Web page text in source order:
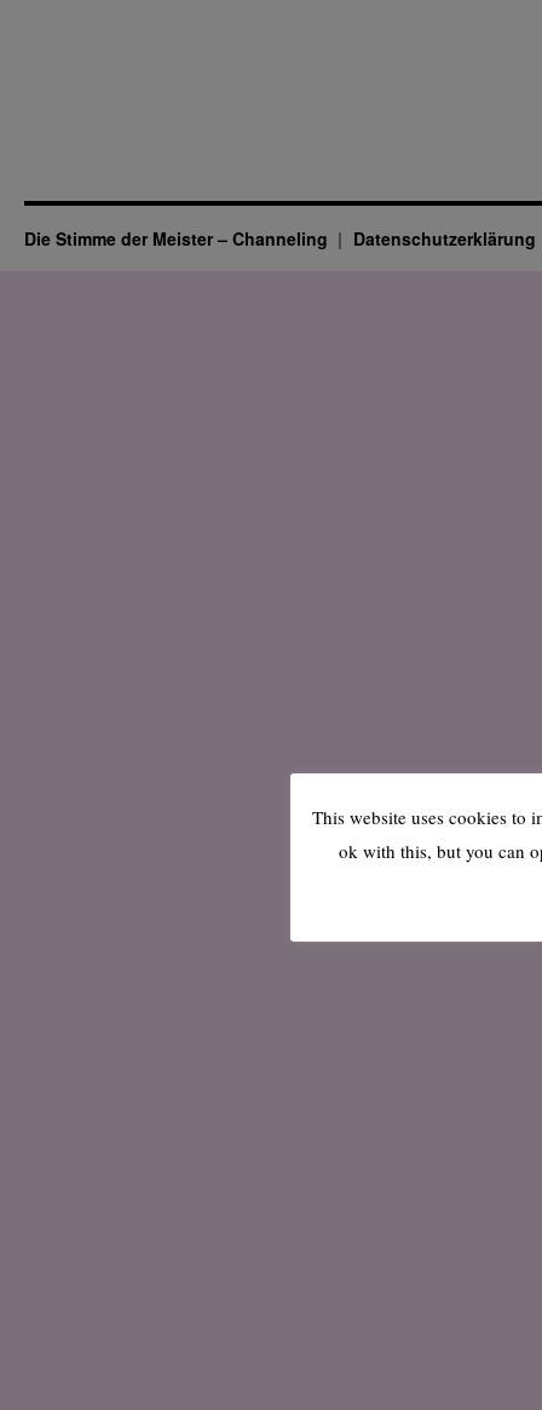
Die Stimme der Meister – Channeling Datenschutz­erklärung
This website uses cookies to
ok with this, but you can